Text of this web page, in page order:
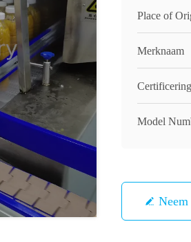
Place of
Merknaam
Certificering
Model
Neem